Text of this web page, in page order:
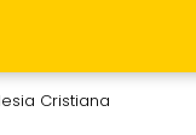
Cristiana